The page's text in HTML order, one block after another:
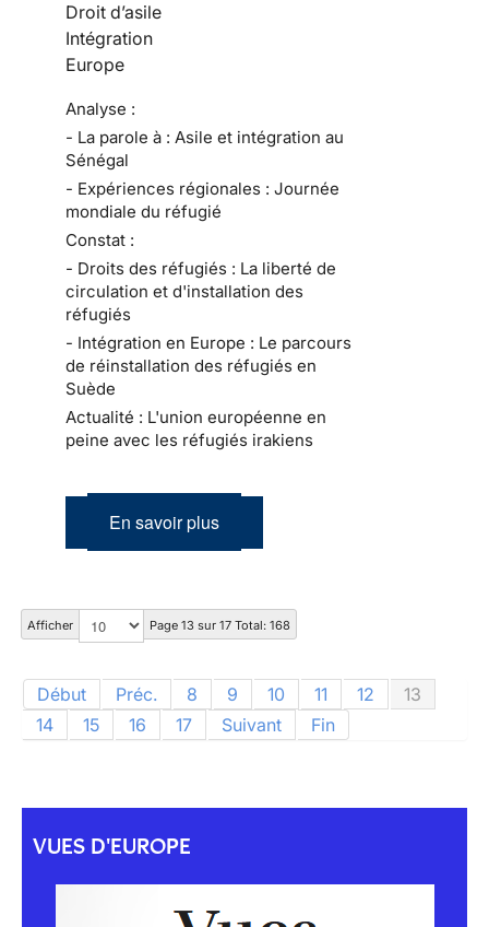
Droit d’asile
Intégration
Europe
Analyse :
- La parole à : Asile et intégration au
Sénégal
- Expériences régionales : Journée
mondiale du réfugié
Constat :
- Droits des réfugiés : La liberté de
circulation et d'installation des
réfugiés
- Intégration en Europe : Le parcours
de réinstallation des réfugiés en
Suède
Actualité : L'union européenne en
peine avec les réfugiés irakiens
En savoir plus
Afficher Page 13 sur 17 Total: 168
Début Préc. 8 9 10 11 12
13
14
15 16 17 Suivant Fin
VUES D'EUROPE